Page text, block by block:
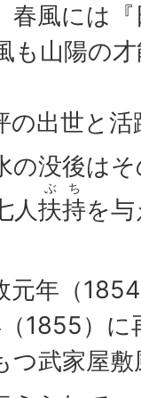
春風には
も山陽の
の出世と
の没後は
人扶持
ぶち
を
元年（
1855）
つ武家屋